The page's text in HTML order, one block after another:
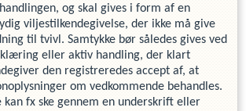
og skal gives i form af en
viljestilkendegivelse, der ikke må give
til tvivl. Samtykke bør således gives ved
eller aktiv handling, der klart
den registreredes accept af, at
om vedkommende behandles.
kan fx ske gennem en underskrift eller